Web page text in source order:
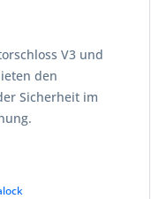
V3 und
den
Sicherheit im